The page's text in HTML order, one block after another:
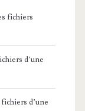
fichiers
d’une
d’une